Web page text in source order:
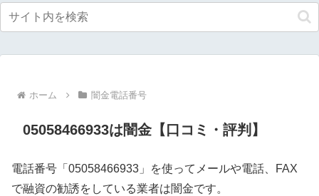
ホーム 闇金電話番号
05058466933は闇金【口コミ・評判】
電話番号「05058466933」を使ってメールや電話、FAX
で融資の勧誘をしている業者は闇金です。